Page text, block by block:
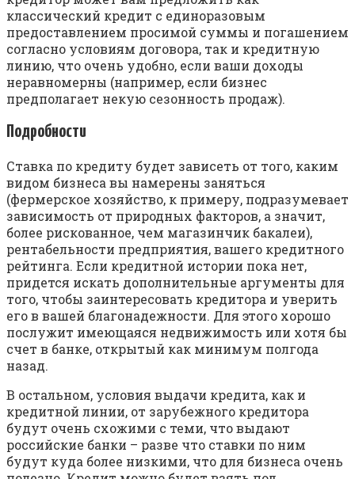
классический кредит с единоразовым
предоставлением просимой суммы и погашением
согласно условиям договора, так и кредитную
линию, что очень удобно, если ваши доходы
неравномерны (например, если бизнес
предполагает некую сезонность продаж).
Подробности
Ставка по кредиту будет зависеть от того, каким
видом бизнеса вы намерены заняться
(фермерское хозяйство, к примеру, подразумевает
зависимость от природных факторов, а значит,
более рискованное, чем магазинчик бакалеи),
рентабельности предприятия, вашего кредитного
рейтинга. Если кредитной истории пока нет,
придется искать дополнительные аргументы для
того, чтобы заинтересовать кредитора и уверить
его в вашей благонадежности. Для этого хорошо
послужит имеющаяся недвижимость или хотя бы
счет в банке, открытый как минимум полгода
назад.
В остальном, условия выдачи кредита, как и
кредитной линии, от зарубежного кредитора
будут очень схожими с теми, что выдают
российские банки – разве что ставки по ним
будут куда более низкими, что для бизнеса очень